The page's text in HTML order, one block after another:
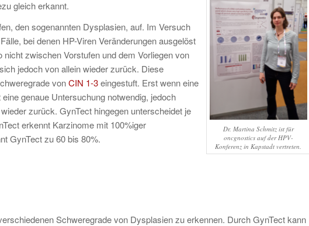
Dr. Martina Schmitz ist für
oncgnostics auf der HPV-
Konferenz in Kapstadt vertreten.
gleich erkannt.
den sogenannten Dysplasien, auf. Im Versuch
bei denen HP-Viren Veränderungen ausgelöst
zwischen Vorstufen und dem Vorliegen von
jedoch von allein wieder zurück. Diese
vonCIN 1-3eingestuft. Erst wenn eine
genaue Untersuchung notwendig, jedoch
zurück. GynTect hingegen unterscheidet je
erkennt Karzinome mit 100%iger
GynTect zu 60 bis 80%.
Schweregrade von Dysplasien zu erkennen. Durch GynTect kann